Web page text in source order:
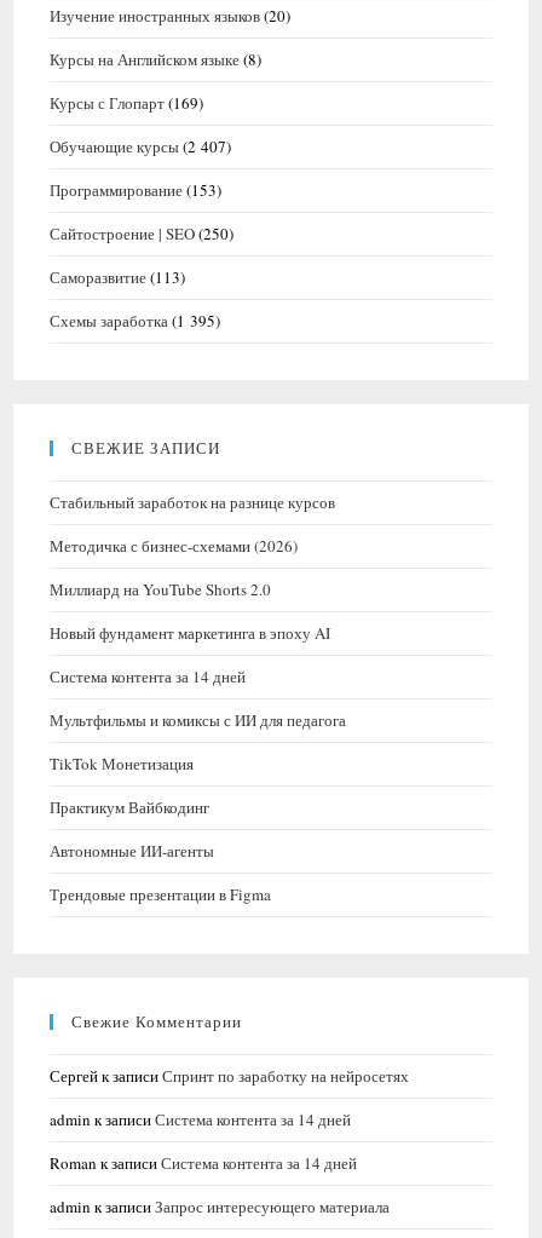
Изучение иностранных языков(20)
Курсы на Английском языке(8)
Курсы с Глопарт(169)
Обучающие курсы(2 407)
Программирование(153)
Сайтостроение | SEO(250)
Саморазвитие(113)
Схемы заработка(1 395)
СВЕЖИЕ ЗАПИСИ
Стабильный заработок на разнице курсов
Методичка с бизнес-схемами (2026)
Миллиард на YouTube Shorts 2.0
Новый фундамент маркетинга в эпоху AI
Система контента за 14 дней
Мультфильмы и комиксы с ИИ для педагога
TikTok Монетизация
Практикум Вайбкодинг
Автономные ИИ-агенты
Трендовые презентации в Figma
Свежие Комментарии
Сергейк записиСпринт по заработку на нейросетях
admin к записиСистема контента за 14 дней
Roman к записиСистема контента за 14 дней
admin к записиЗапрос интересующего материала